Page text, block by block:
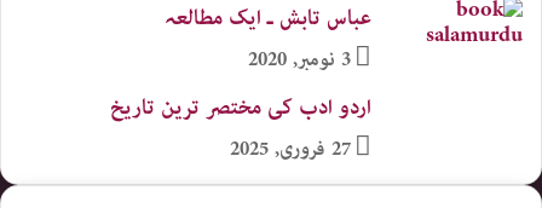
عباس تابش ـ ایک مطالعہ
3 نومبر, 2020
اردو ادب کی مختصر ترین تاریخ
27 فروری, 2025